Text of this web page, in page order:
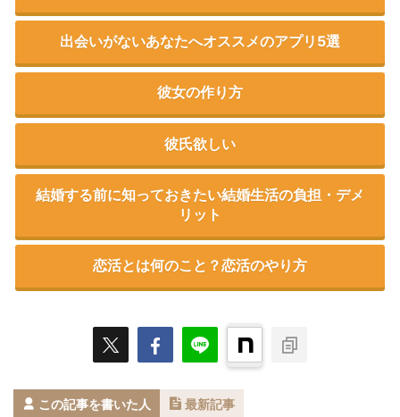
出会いがないあなたへオススメのアプリ5選
彼女の作り方
彼氏欲しい
結婚する前に知っておきたい結婚生活の負担・デメ
リット
恋活とは何のこと？恋活のやり方
この記事を書いた人 最新記事